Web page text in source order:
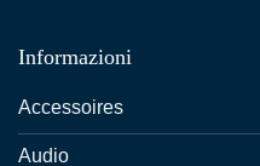
Informazioni
Accessoires
Audio